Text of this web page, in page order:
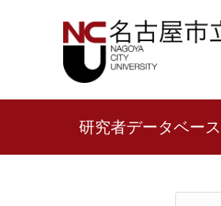
研究者データベース